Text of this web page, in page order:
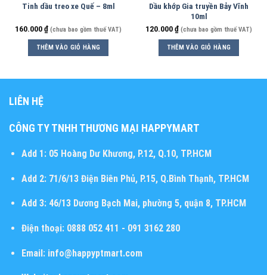
Tinh dầu treo xe Quế – 8ml
160.000₫ (chưa bao gồm thuế VAT)
THÊM VÀO GIỎ HÀNG
Dầu khớp Gia truyền Bảy Vĩnh
10ml
120.000₫ (chưa bao gồm thuế VAT)
THÊM VÀO GIỎ HÀNG
LIÊN HỆ
CÔNG TY TNHH THƯƠNG MẠI HAPPYMART
Add 1:05 Hoàng Dư Khương, P.12, Q.10, TP.HCM
Add 2:71/6/13 Điện Biên Phủ, P.15, Q.Bình Thạnh, TP.HCM
Add 3:46/13 Dương Bạch Mai, phường 5, quận 8, TP.HCM
Điện thoại:0888 052 411 - 091 3162 280
Email:info@happyptmart.com